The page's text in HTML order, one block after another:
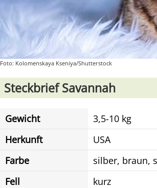
Foto: Kolomenskaya Kseniya/Shutterstock
Steckbrief Savannah
Gewicht
3,5-10 kg
Herkunft
USA
Farbe
silber, braun,
Fell
kurz